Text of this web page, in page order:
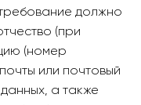
должно
(при
(номер
или почтовый
а также